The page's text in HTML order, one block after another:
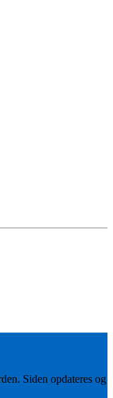
Siden opdateres og